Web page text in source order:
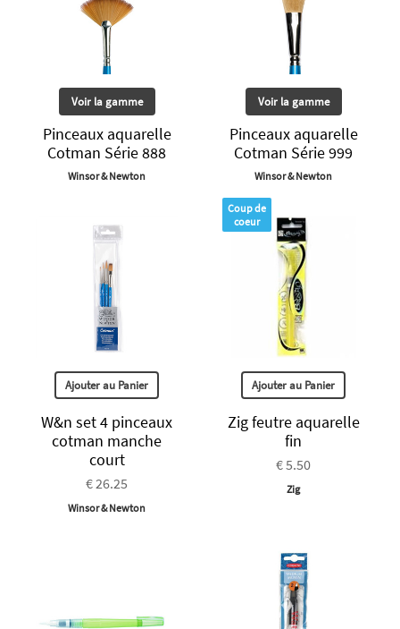
Voir la gamme
Pinceaux aquarelle
Cotman Série 888
Winsor & Newton
Voir la gamme
Pinceaux aquarelle
Cotman Série 999
Winsor & Newton
Ajouter au Panier
W&n set 4 pinceaux
cotman manche
court
€ 26.25
Winsor & Newton
Coup de
coeur
Ajouter au Panier
Zig feutre aquarelle
fin
€ 5.50
Zig